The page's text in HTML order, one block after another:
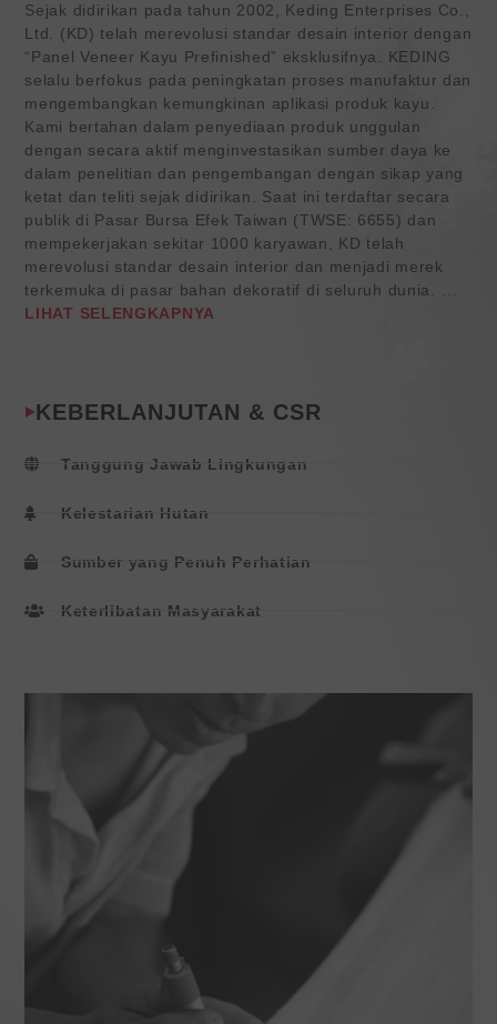
Sejak didirikan pada tahun 2002, Keding Enterprises Co.,
Ltd. (KD) telah merevolusi standar desain interior dengan
“Panel Veneer Kayu Prefinished” eksklusifnya. KEDING
selalu berfokus pada peningkatan proses manufaktur dan
mengembangkan kemungkinan aplikasi produk kayu.
Kami bertahan dalam penyediaan produk unggulan
dengan secara aktif menginvestasikan sumber daya ke
dalam penelitian dan pengembangan dengan sikap yang
ketat dan teliti sejak didirikan. Saat ini terdaftar secara
publik di Pasar Bursa Efek Taiwan (TWSE: 6655) dan
mempekerjakan sekitar 1000 karyawan, KD telah
merevolusi standar desain interior dan menjadi merek
terkemuka di pasar bahan dekoratif di seluruh dunia.
LIHAT SELENGKAPNYA
KEBERLANJUTAN & CSR
Tanggung Jawab Lingkungan
Kelestarian Hutan
Sumber yang Penuh Perhatian
Keterlibatan Masyarakat